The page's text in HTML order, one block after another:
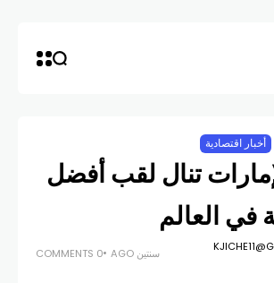
أخبار اقتصادية
تنال لقب أفضل
في العالم
سنتين AGO 0 COMMENTS